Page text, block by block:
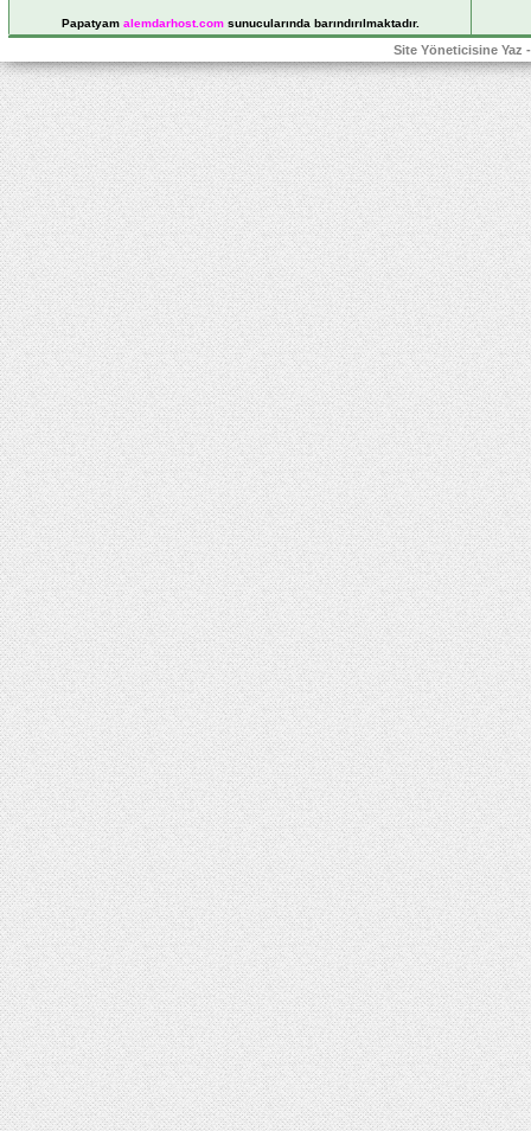
Papatyam alemdarhost.comsunucularında barındırılmaktadır.
Site Yöneticisine Yaz